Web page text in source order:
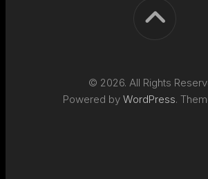
© 2026. All Rights
Powered by WordPress.